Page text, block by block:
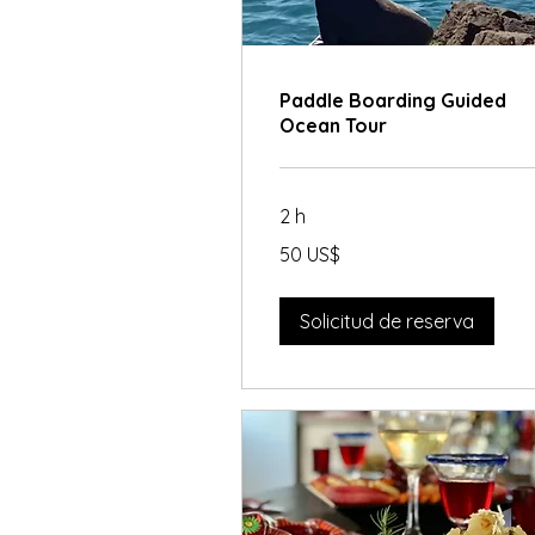
Paddle Boarding Guided
Ocean Tour
2 h
dólares
estadounidenses
50 US$
Solicitud de reserva